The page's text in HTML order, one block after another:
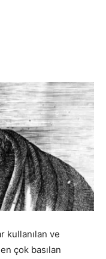
kullanılan ve
çok basılan